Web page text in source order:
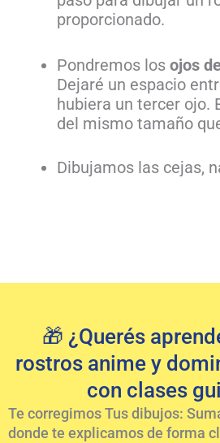
proporcionado.
Pondremos los ojos
Dejaré un espacio
hubiera un tercer ojo.
del mismo tamaño
Dibujamos las cejas,
🎁 ¿Querés
rostros anime y
con clases
Te corregimos Tus dibujos:
donde te explicamos de forma